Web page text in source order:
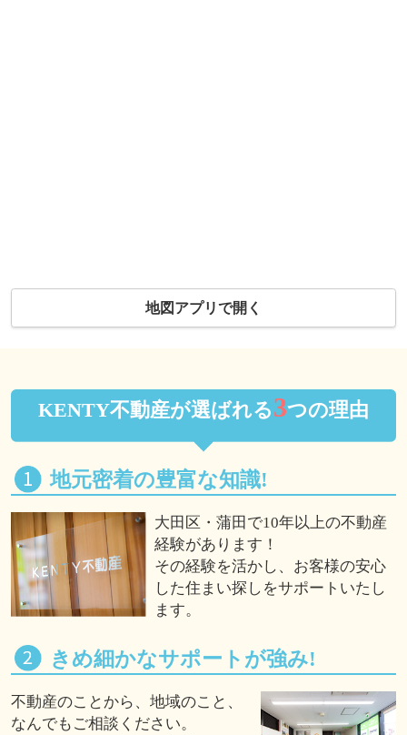
地図アプリで開く
KENTY不動産が選ばれる3つの理由
地元密着の豊富な知識!
大田区・蒲田で10年以上の不動産
経験があります！
その経験を活かし、お客様の安心
した住まい探しをサポートいたし
ます。
きめ細かなサポートが強み!
不動産のことから、地域のこと、
なんでもご相談ください。